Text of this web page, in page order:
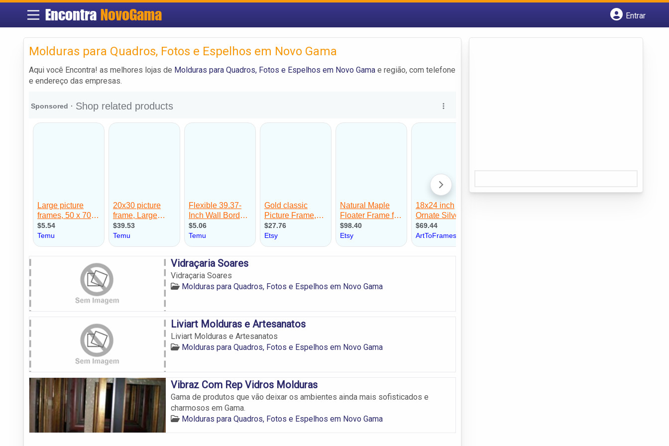
Encontra NovoGama
Entrar
Molduras para Quadros, Fotos e Espelhos em Novo Gama
Aqui você Encontra! as melhores lojas de Molduras para Quadros, Fotos e Espelhos em Novo Gama e região, com telefone
e endereço das empresas.
Vidraçaria Soares
Vidraçaria Soares
Molduras para Quadros, Fotos e Espelhos em Novo Gama
Liviart Molduras e Artesanatos
Liviart Molduras e Artesanatos
Molduras para Quadros, Fotos e Espelhos em Novo Gama
Vibraz Com Rep Vidros Molduras
Gama de produtos que vão deixar os ambientes ainda mais sofisticados e
charmosos em Gama.
Molduras para Quadros, Fotos e Espelhos em Novo Gama